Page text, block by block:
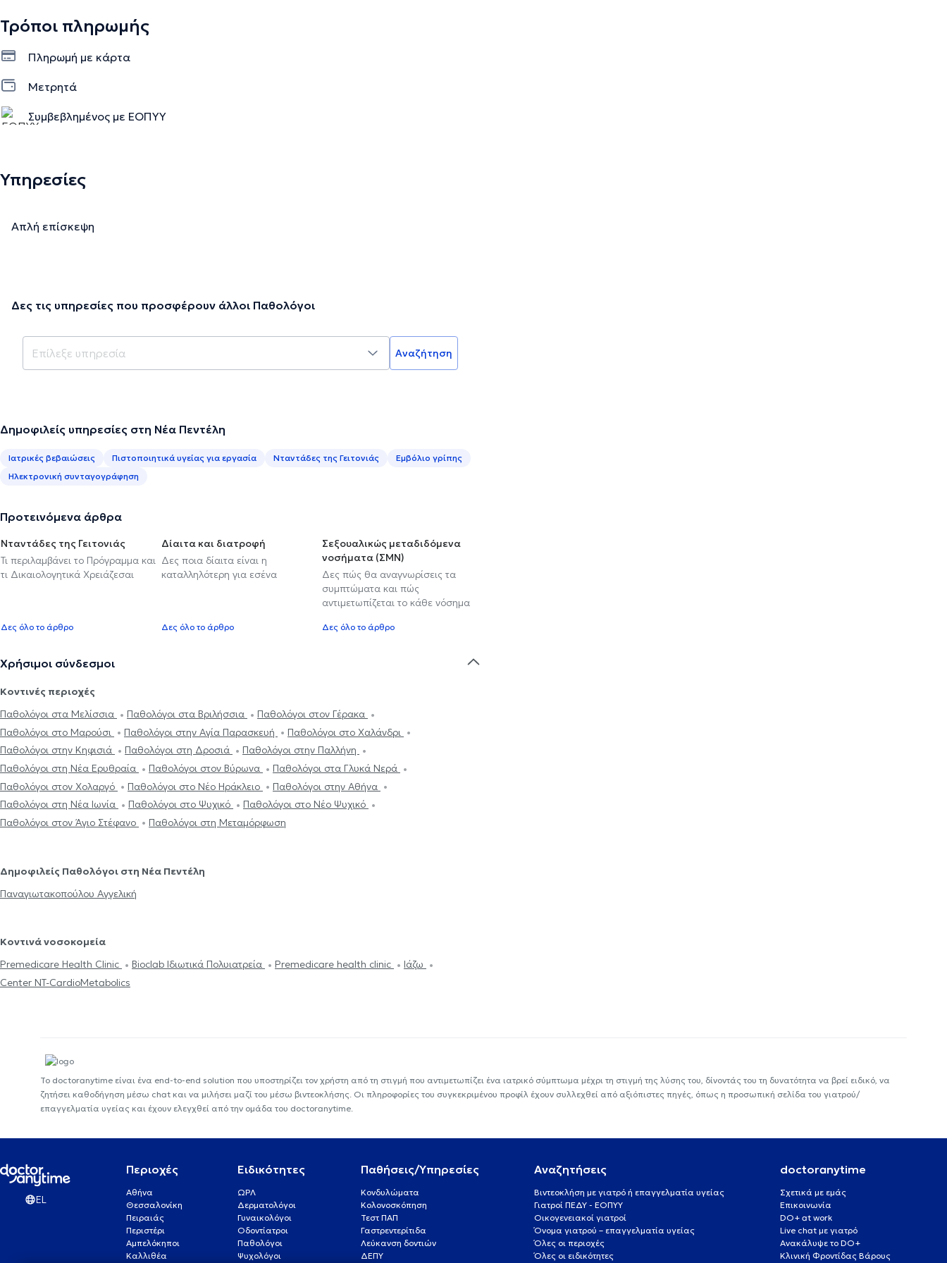
Τρόποι πληρωμής
Πληρωμή με κάρτα
Μετρητά
Συμβεβλημένος με ΕΟΠΥΥ
Υπηρεσίες
Απλή επίσκεψη
Δες τις υπηρεσίες που προσφέρουν άλλοι Παθολόγοι
Αναζήτηση
Δημοφιλείς υπηρεσίες στη Νέα Πεντέλη
Ιατρικές βεβαιώσεις Πιστοποιητικά υγείας για εργασία Νταντάδες της Γειτονιάς
Εμβόλιο γρίπης
Ηλεκτρονική συνταγογράφηση
Προτεινόμενα άρθρα
Νταντάδες της Γειτονιάς
Τι περιλαμβάνει το Πρόγραμμα και
τι Δικαιολογητικά Χρειάζεσαι
Δες όλο το άρθρο
Δίαιτα και διατροφή
Δες ποια δίαιτα είναι η
καταλληλότερη για εσένα
Δες όλο το άρθρο
Σεξουαλικώς μεταδιδόμενα
νοσήματα (ΣΜΝ)
Δες πώς θα αναγνωρίσεις τα
συμπτώματα και πώς
αντιμετωπίζεται το κάθε νόσημα
Δες όλο το άρθρο
Χρήσιμοι σύνδεσμοι
Κοντινές περιοχές
Παθολόγοι στα Μελίσσια
Παθολόγοι στα Βριλήσσια
Παθολόγοι στον Γέρακα
Παθολόγοι στο Μαρούσι
Παθολόγοι στην Αγία Παρασκευή
Παθολόγοι στο Χαλάνδρι
Παθολόγοι στην Κηφισιά
Παθολόγοι στη Δροσιά
Παθολόγοι στην Παλλήνη
Παθολόγοι στη Νέα Ερυθραία
Παθολόγοι στον Βύρωνα
Παθολόγοι στα Γλυκά Νερά
Παθολόγοι στον Χολαργό
Παθολόγοι στο Νέο Ηράκλειο
Παθολόγοι στην Αθήνα
Παθολόγοι στη Νέα Ιωνία
Παθολόγοι στο Ψυχικό
Παθολόγοι στο Νέο Ψυχικό
Παθολόγοι στον Άγιο Στέφανο
Παθολόγοι στη Μεταμόρφωση
Δημοφιλείς Παθολόγοι στη Νέα Πεντέλη
Παναγιωτακοπούλου Αγγελική
Κοντινά νοσοκομεία
Premedicare Health Clinic
Bioclab Ιδιωτικά Πολυιατρεία Premedicare health clinic
Ιάζω
Center NT-CardioMetabolics
Το doctoranytime είναι ένα end-to-end solution που υποστηρίζει τον χρήστη από τη στιγμή που αντιμετωπίζει ένα ιατρικό σύμπτωμα μέχρι τη στιγμή της λύσης του, δίνοντάς του τη δυνατότητα να βρεί ειδικό, να
ζητήσει καθοδήγηση μέσω chat και να μιλήσει μαζί του μέσω βιντεοκλήσης. Οι πληροφορίες του συγκεκριμένου προφίλ έχουν συλλεχθεί από αξιόπιστες πηγές, όπως η προσωπική σελίδα του γιατρού/
επαγγελματία υγείας και έχουν ελεγχθεί από την ομάδα του doctoranytime.
EL
Περιοχές
Αθήνα
Θεσσαλονίκη
Πειραιάς
Περιστέρι
Αμπελόκηποι
Καλλιθέα
Ειδικότητες
ΩΡΛ
Δερματολόγοι
Γυναικολόγοι
Οδοντίατροι
Παθολόγοι
Ψυχολόγοι
Παθήσεις/Υπηρεσίες
Κονδυλώματα
Κολονοσκόπηση
Τεστ ΠΑΠ
Γαστρεντερίτιδα
Λεύκανση δοντιών
ΔΕΠΥ
Αναζητήσεις
Βιντεοκλήση με γιατρό ή επαγγελματία υγείας
Γιατροί ΠΕΔΥ - ΕΟΠΥΥ
Οικογενειακοί γιατροί
Όνομα γιατρού – επαγγελματία υγείας
Όλες οι περιοχές
Όλες οι ειδικότητες
doctoranytime
Σχετικά με εμάς
Επικοινωνία
DO+ at work
Live chat με γιατρό
Ανακάλυψε το DO+
Κλινική Φροντίδας Βάρους